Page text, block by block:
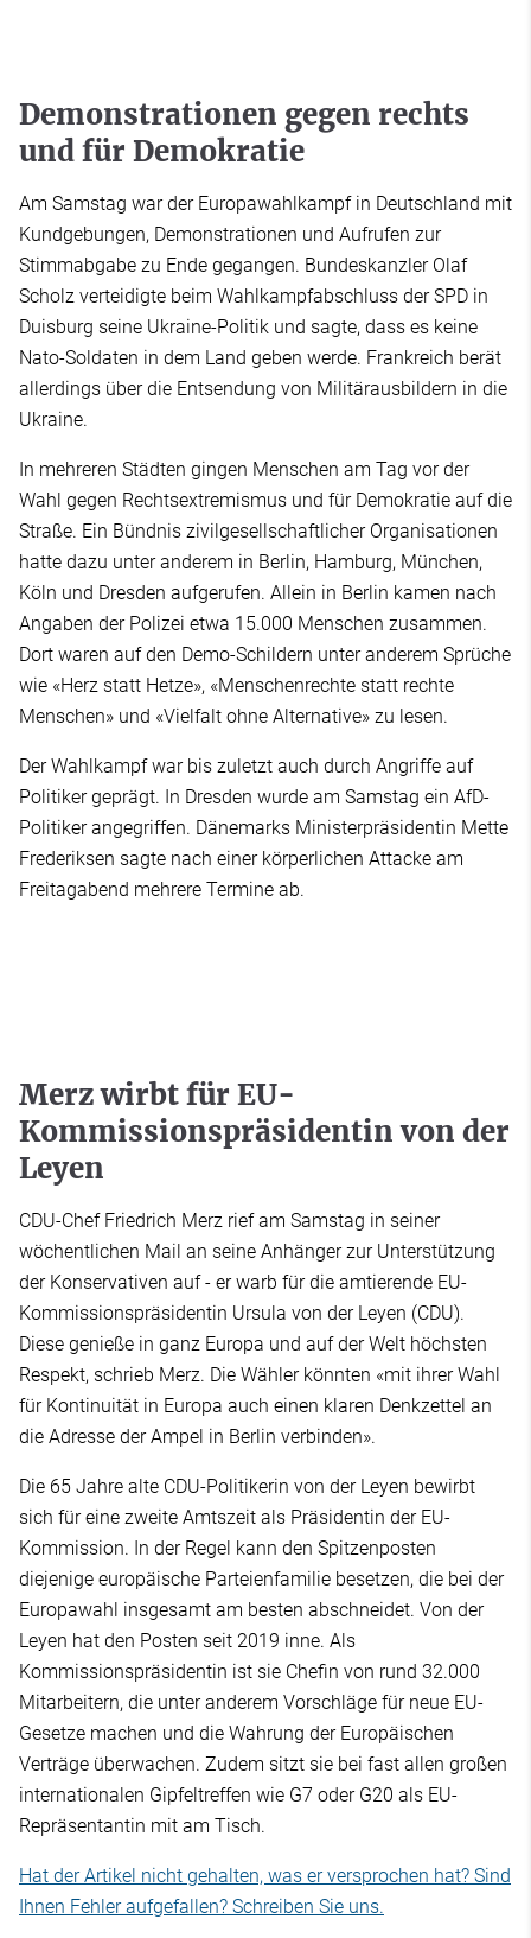
Demonstrationen gegen rechts
und für Demokratie
Am Samstag war der Europawahlkampf in Deutschland mit
Kundgebungen, Demonstrationen und Aufrufen zur
Stimmabgabe zu Ende gegangen. Bundeskanzler Olaf
Scholz verteidigte beim Wahlkampfabschluss der SPD in
Duisburg seine Ukraine-Politik und sagte, dass es keine
Nato-Soldaten in dem Land geben werde. Frankreich berät
allerdings über die Entsendung von Militärausbildern in die
Ukraine.
In mehreren Städten gingen Menschen am Tag vor der
Wahl gegen Rechtsextremismus und für Demokratie auf die
Straße. Ein Bündnis zivilgesellschaftlicher Organisationen
hatte dazu unter anderem in Berlin, Hamburg, München,
Köln und Dresden aufgerufen. Allein in Berlin kamen nach
Angaben der Polizei etwa 15.000 Menschen zusammen.
Dort waren auf den Demo-Schildern unter anderem Sprüche
wie «Herz statt Hetze», «Menschenrechte statt rechte
Menschen» und «Vielfalt ohne Alternative» zu lesen.
Der Wahlkampf war bis zuletzt auch durch Angriffe auf
Politiker geprägt. In Dresden wurde am Samstag ein AfD-
Politiker angegriffen. Dänemarks Ministerpräsidentin Mette
Frederiksen sagte nach einer körperlichen Attacke am
Freitagabend mehrere Termine ab.
Merz wirbt für EU-
Kommissionspräsidentin von der
Leyen
CDU-Chef Friedrich Merz rief am Samstag in seiner
wöchentlichen Mail an seine Anhänger zur Unterstützung
der Konservativen auf - er warb für die amtierende EU-
Kommissionspräsidentin Ursula von der Leyen (CDU).
Diese genieße in ganz Europa und auf der Welt höchsten
Respekt, schrieb Merz. Die Wähler könnten «mit ihrer Wahl
für Kontinuität in Europa auch einen klaren Denkzettel an
die Adresse der Ampel in Berlin verbinden».
Die 65 Jahre alte CDU-Politikerin von der Leyen bewirbt
sich für eine zweite Amtszeit als Präsidentin der EU-
Kommission. In der Regel kann den Spitzenposten
diejenige europäische Parteienfamilie besetzen, die bei der
Europawahl insgesamt am besten abschneidet. Von der
Leyen hat den Posten seit 2019 inne. Als
Kommissionspräsidentin ist sie Chefin von rund 32.000
Mitarbeitern, die unter anderem Vorschläge für neue EU-
Gesetze machen und die Wahrung der Europäischen
Verträge überwachen. Zudem sitzt sie bei fast allen großen
internationalen Gipfeltreffen wie G7 oder G20 als EU-
Repräsentantin mit am Tisch.
Hat der Artikel nicht gehalten, was er versprochen hat? Sind
Ihnen Fehler aufgefallen? Schreiben Sie uns.